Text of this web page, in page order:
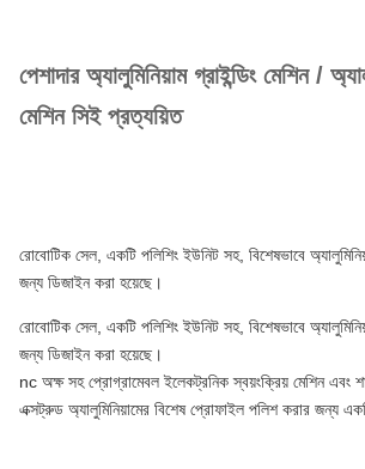
পেশাদার অ্যালুমিনিয়াম গ্রাইন্ডিং মেশিন /
মেশিন সিই প্রত্যয়িত
রোবোটিক সেল, একটি পলিশিং ইউনিট সহ, বিশেষভাবে
জন্য ডিজাইন করা হয়েছে।
রোবোটিক সেল, একটি পলিশিং ইউনিট সহ, বিশেষভাবে
জন্য ডিজাইন করা হয়েছে।
nc অক্ষ সহ প্রোগ্রামেবল ইলেকট্রনিক স্বয়ংক্রিয় মেশিন এবং
এক্সট্রুড অ্যালুমিনিয়ামের বিশেষ প্রোফাইল পলিশ করার জন্য